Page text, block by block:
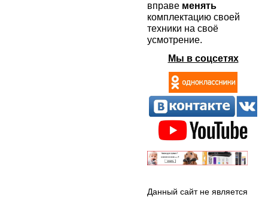
вправе менять
комплектацию своей
техники на своё
усмотрение.
Мы в соцсетях
Данный сайт не является